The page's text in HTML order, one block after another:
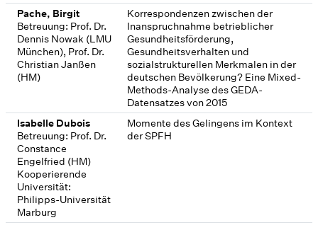
Pache, Birgit
Betreuung: Prof. Dr.
Dennis Nowak (LMU
München), Prof. Dr.
Christian Janßen
(HM)
Korrespondenzen zwischen der
Inanspruchnahme betrieblicher
Gesundheitsförderung,
Gesundheitsverhalten und
sozialstrukturellen Merkmalen in der
deutschen Bevölkerung? Eine Mixed-
Methods-Analyse des GEDA-
Datensatzes von 2015
Isabelle Dubois
Betreuung: Prof. Dr.
Constance
Engelfried (HM)
Kooperierende
Universität:
Philipps-Universität
Marburg
Momente des Gelingens im Kontext
der SPFH